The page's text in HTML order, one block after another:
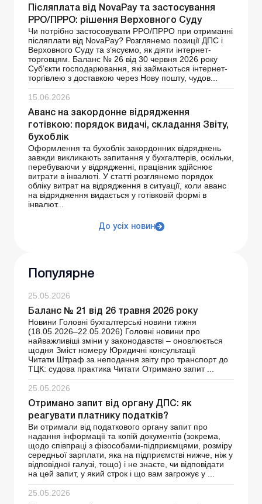
Післяплата від NovaРay та застосування
РРО/ПРРО: рішення Верховного Суду
Чи потрібно застосовувати РРО/ПРРО при отриманні
післяплати від NovaPay? Розглянемо позиції ДПС і
Верховного Суду та з’ясуємо, як діяти інтернет-
торговцям. Баланс № 26 від 30 червня 2026 року
Суб’єкти господарювання, які займаються інтернет-
торгівлею з доставкою через Нову пошту, чудов...
15.06.2026
Аванс на закордонне відрядження
готівкою: порядок видачі, складання Звіту,
бухоблік
Оформлення та бухоблік закордонних відряджень
завжди викликають запитання у бухгалтерів, оскільки,
перебуваючи у відрядженні, працівник здійснює
витрати в інвалюті. У статті розглянемо порядок
обліку витрат на відрядження в ситуації, коли аванс
на відрядження видається у готівковій формі в
інвалют...
До усіх новин
Популярне
25.05.2026
Баланс № 21 від 26 травня 2026 року
Новини Головні бухгалтерські новини тижня
(18.05.2026–22.05.2026) Головні новини про
найважливіші зміни у законодавстві – оновлюється
щодня Зміст номеру Юридичні консультації
Читати Штраф за неподання звіту про транспорт до
ТЦК: судова практика Читати Отримано запит ...
25.05.2026
Отримано запит від органу ДПС: як
реагувати платнику податків?
Ви отримали від податкового органу запит про
надання інформації та копій документів (зокрема,
щодо співпраці з фізособами-підприємцями, розміру
середньої зарплати, яка на підприємстві нижче, ніж у
відповідної галузі, тощо) і не знаєте, чи відповідати
на цей запит, у який строк і що вам загрожує у ...
25.05.2026